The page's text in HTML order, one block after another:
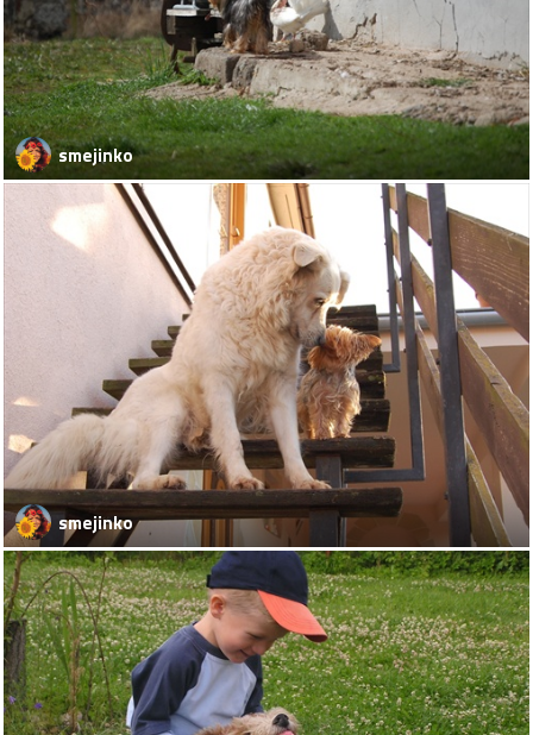
smejinko
smejinko